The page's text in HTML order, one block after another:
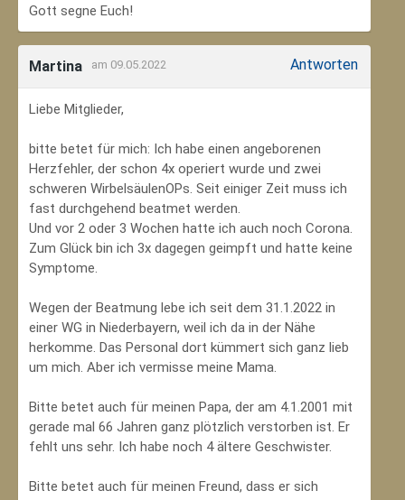
Gott segne Euch!
Martina am 09.05.2022 Antworten
Liebe Mitglieder,
bitte betet für mich: Ich habe einen angeborenen
Herzfehler, der schon 4x operiert wurde und zwei
schweren WirbelsäulenOPs. Seit einiger Zeit muss ich
fast durchgehend beatmet werden.
Und vor 2 oder 3 Wochen hatte ich auch noch Corona.
Zum Glück bin ich 3x dagegen geimpft und hatte keine
Symptome.
Wegen der Beatmung lebe ich seit dem 31.1.2022 in
einer WG in Niederbayern, weil ich da in der Nähe
herkomme. Das Personal dort kümmert sich ganz lieb
um mich. Aber ich vermisse meine Mama.
Bitte betet auch für meinen Papa, der am 4.1.2001 mit
gerade mal 66 Jahren ganz plötzlich verstorben ist. Er
fehlt uns sehr. Ich habe noch 4 ältere Geschwister.
Bitte betet auch für meinen Freund, dass er sich